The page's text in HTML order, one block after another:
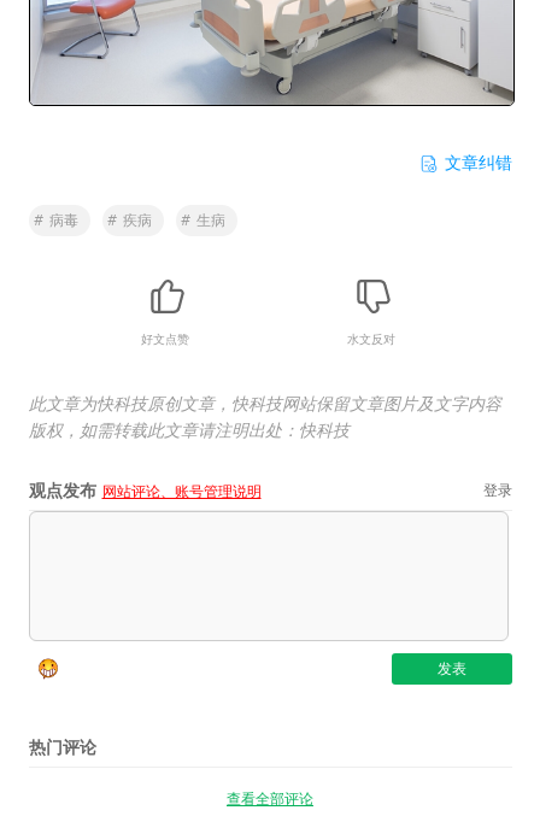
文章纠错
# 病毒 # 疾病 # 生病
好文点赞 水文反对
此文章为快科技原创文章，快科技网站保留文章图片及文字内容
版权，如需转载此文章请注明出处：快科技
观点发布 网站评论、账号管理说明 登录
热门评论
查看全部评论